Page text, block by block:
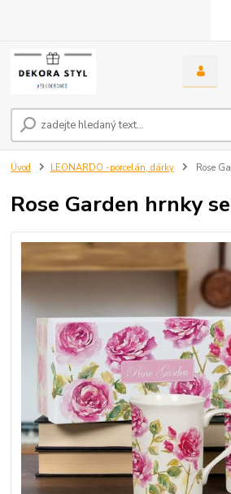
Úvod LEONARDO -porcelán, dárky Rose
Rose Garden hrnky